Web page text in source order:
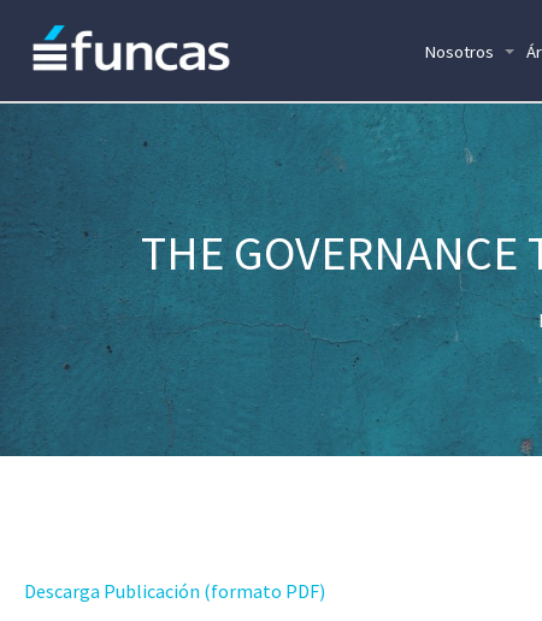
Nosotros
THE
Descarga Publicación (formato PDF)